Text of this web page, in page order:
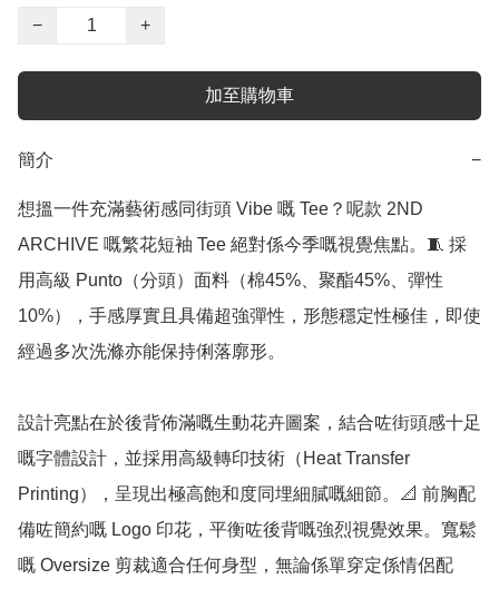
−
+
加至購物車
簡介 −
想搵一件充滿藝術感同街頭 Vibe 嘅 Tee？呢款 2ND
ARCHIVE 嘅繁花短袖 Tee 絕對係今季嘅視覺焦點。🧵 採
用高級 Punto（分頭）面料（棉45%、聚酯45%、彈性
10%），手感厚實且具備超強彈性，形態穩定性極佳，即使
經過多次洗滌亦能保持俐落廓形。
設計亮點在於後背佈滿嘅生動花卉圖案，結合咗街頭感十足
嘅字體設計，並採用高級轉印技術（Heat Transfer
Printing），呈現出極高飽和度同埋細膩嘅細節。📐 前胸配
備咗簡約嘅 Logo 印花，平衡咗後背嘅強烈視覺效果。寬鬆
嘅 Oversize 剪裁適合任何身型，無論係單穿定係情侶配